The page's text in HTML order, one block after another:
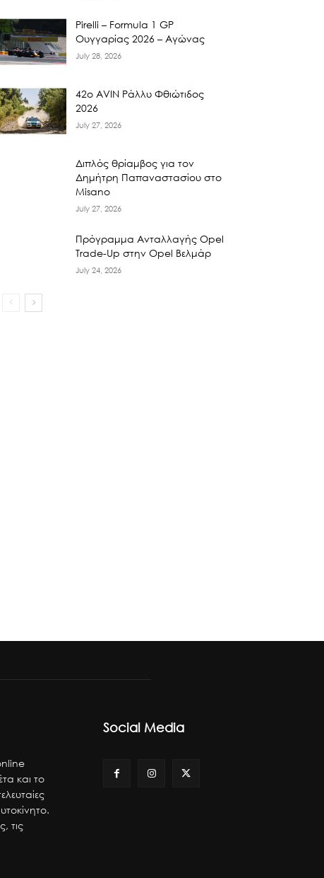
Pirelli – Formula 1 GP
Ουγγαρίας 2026 – Αγώνας
July 28, 2026
42ο AVIN Ράλλυ Φθιώτιδος
2026
July 27, 2026
Διπλός θρίαμβος για τον
Δημήτρη Παπαναστασίου στο
Misano
July 27, 2026
Πρόγραμμα Ανταλλαγής Opel
Trade-Up στην Opel Βελμάρ
July 24, 2026
και το
τις
Social Media